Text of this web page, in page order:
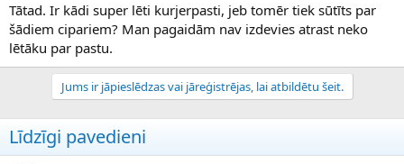
Tātad. Ir kādi super lēti kurjerpasti, jeb tomēr tiek sūtīts par
šādiem cipariem? Man pagaidām nav izdevies atrast neko
lētāku par pastu.
Jums ir jāpieslēdzas vai jāreģistrējas, lai atbildētu šeit.
Līdzīgi pavedieni